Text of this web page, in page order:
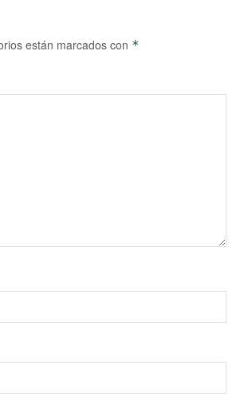
están marcados con *